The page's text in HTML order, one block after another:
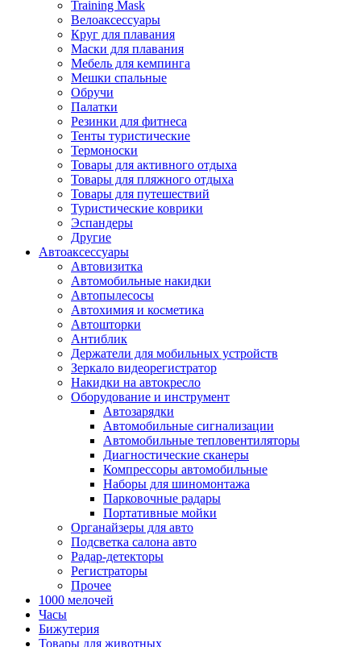
Training Mask
Велоаксессуары
Круг для плавания
Маски для плавания
Мебель для кемпинга
Мешки спальные
Обручи
Палатки
Резинки для фитнеса
Тенты туристические
Термоноски
Товары для активного отдыха
Товары для пляжного отдыха
Товары для путешествий
Туристические коврики
Эспандеры
Другие
Автоаксессуары
Автовизитка
Автомобильные накидки
Автопылесосы
Автохимия и косметика
Автошторки
Антиблик
Держатели для мобильных устройств
Зеркало видеорегистратор
Накидки на автокресло
Оборудование и инструмент
Автозарядки
Автомобильные сигнализации
Автомобильные тепловентиляторы
Диагностические сканеры
Компрессоры автомобильные
Наборы для шиномонтажа
Парковочные радары
Портативные мойки
Органайзеры для авто
Подсветка салона авто
Радар-детекторы
Регистраторы
Прочее
1000 мелочей
Часы
Бижутерия
Товары для животных